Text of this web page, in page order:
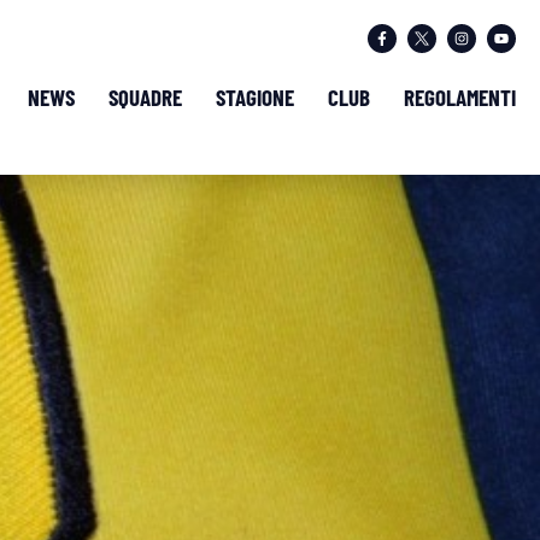
NEWS SQUADRE STAGIONE CLUB REGOLAMENTI